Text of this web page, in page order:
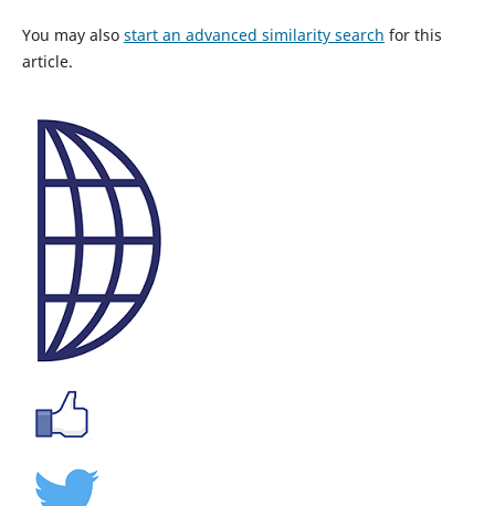
You may also start an advanced similarity search for this
article.